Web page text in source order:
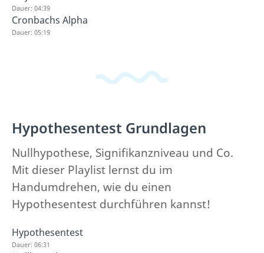
Dauer: 04:39
Cronbachs Alpha
Dauer: 05:19
Hypothesentest Grundlagen
Nullhypothese, Signifikanzniveau und Co.
Mit dieser Playlist lernst du im
Handumdrehen, wie du einen
Hypothesentest durchführen kannst!
Hypothesentest
Dauer: 06:31